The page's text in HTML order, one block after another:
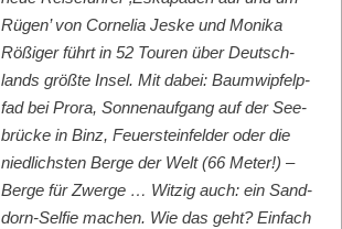
Rügen’ von Cor­nelia Jeske und Moni­ka
Rößiger führt in 52 Touren über Deutsch­
lands größte Insel. Mit dabei: Baumwipfelp­
fad bei Pro­ra, Son­nenauf­gang auf der See­
brücke in Binz, Feuer­ste­in­felder oder die
niedlich­sten Berge der Welt (66 Meter!) –
Berge für Zwerge … Witzig auch: ein Sand­
dorn-Self­ie machen. Wie das geht? Ein­fach